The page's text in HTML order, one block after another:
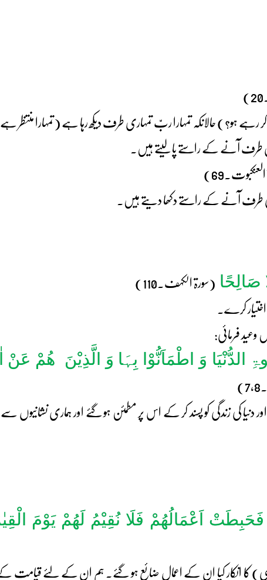
ہو؟) حالانکہ تمہارا ربّ تمہاری طرف دیکھ رہا ہے (تمہارا منتظر
طرف آنے کے راستے پالیتے ہیں۔
طرف آنے کے راستے دکھا دیتے ہیں۔
صَالِحًا (سورۃ الکہف۔110)
کرے۔
فرمائی:
الدُّنْیَا وَ اطْمَاَنُّوْا بِہَا وَ الَّذِیْنَ ھُمْ عَنْ
کی زندگی کو پسند کر کے اس پر مطمئن ہو گئے اور ہماری نشانیوں سے
اَعْمَالُھُمْ فَلَا نُقِیْمُ لَھُمْ یَوْمَ
کا انکار کیا ان کے اعمال ضائع ہو گئے۔ ہم ان کے لئے قیامت